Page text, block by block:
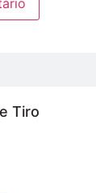
Tiro